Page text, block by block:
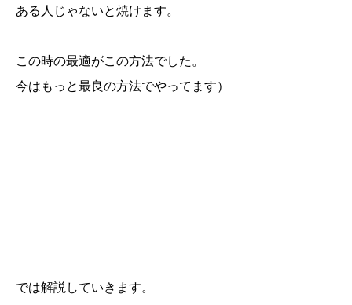
ある人じゃないと焼けます。
この時の最適がこの方法でした。
今はもっと最良の方法でやってます）
では解説していきます。